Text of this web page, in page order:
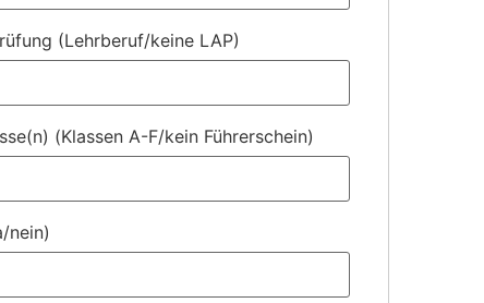
(Lehrberuf/keine LAP)
(Klassen A-F/kein Führerschein)
nein)